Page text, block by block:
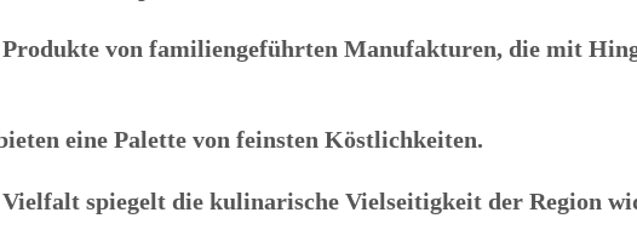
von familiengeführten Manufakturen, die mit
eine Palette von feinsten Köstlichkeiten.
spiegelt die kulinarische Vielseitigkeit der Region